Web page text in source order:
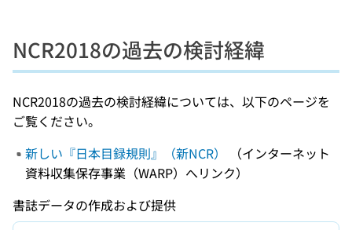
NCR2018の過去の検討経緯
NCR2018の過去の検討経緯については、以下のページを
ご覧ください。
新しい『日本目録規則』（新NCR）
（インターネット
資料収集保存事業（WARP）へリンク）
書誌データの作成および提供